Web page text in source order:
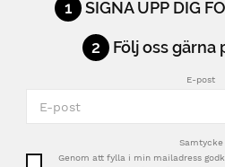
1 SIGNA UPP DIG
2 Följ oss gärna
E-post
Samtycke
Genom att fylla i min mailadress